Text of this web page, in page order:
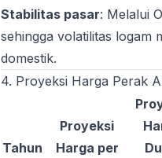
Stabilitas pasar: Melalui
sehingga volatilitas logam
domestik.
4. Proyeksi Harga Perak
Tahun
Proyeksi
Harga per